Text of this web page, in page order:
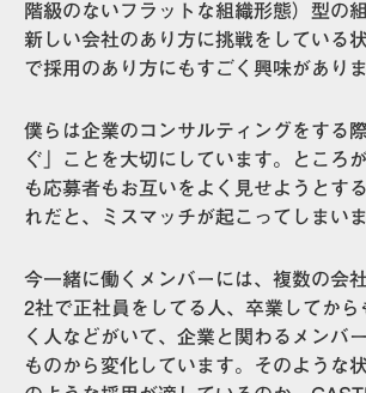
階級のないフラットな組織形態）型の
新しい会社のあり方に挑戦をしている
で採用のあり方にもすごく興味がありま
僕らは企業のコンサルティングをする
ぐ」ことを大切にしています。ところ
も応募者もお互いをよく見せようとす
れだと、ミスマッチが起こってしまいま
今一緒に働くメンバーには、複数の会
2社で正社員をしてる人、卒業してから
く人などがいて、企業と関わるメンバ
ものから変化しています。そのような